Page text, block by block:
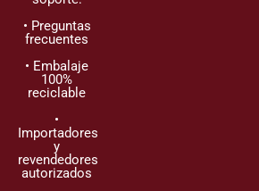
• Preguntas
frecuentes
• Embalaje
100%
reciclable
•
Importadores
y
revendedores
autorizados